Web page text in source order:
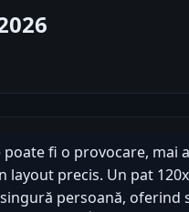
fi o provocare, mai
layout precis. Un pat
persoană, oferind